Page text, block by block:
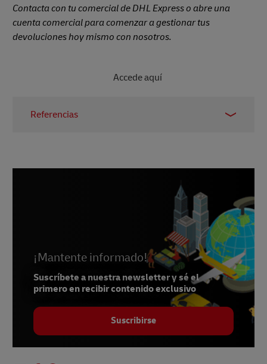
Contacta con tu comercial de DHL Express o abre una
cuenta comercial para comenzar a gestionar tus
devoluciones hoy mismo con nosotros.
Accede aquí
Referencias
¡Mantente informado!
Suscríbete a nuestra newsletter y sé el
primero en recibir contenido exclusivo
Suscribirse